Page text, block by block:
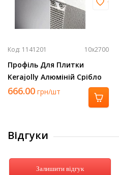
Код: 1141201 10х2700
Профіль Для Плитки
Kerajolly Алюміній Срібло
2700Х10 Tr 100 As
666.00 грн/шт
Відгуки
Залишити відгук